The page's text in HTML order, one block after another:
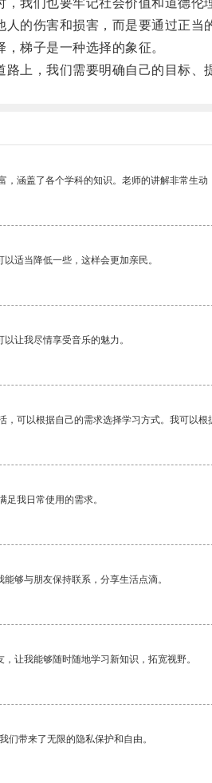
我们也要牢记社会价值和道德伦
伤害和损害，而是要通过正当
梯子是一种选择的象征。
，我们需要明确自己的目标、
，涵盖了各个学科的知识。老师的讲解非常生动
适当降低一些，这样会更加亲民。
让我尽情享受音乐的魅力。
，可以根据自己的需求选择学习方式。我可以根
足我日常使用的需求。
够与朋友保持联系，分享生活点滴。
让我能够随时随地学习新知识，拓宽视野。
们带来了无限的隐私保护和自由。